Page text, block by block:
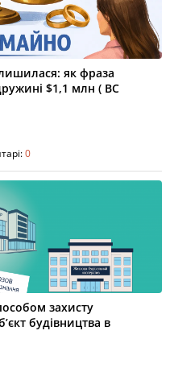
як фраза
$1,1 млн ( ВС
0
захисту
будівництва в